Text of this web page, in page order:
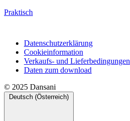
Praktisch
Datenschutzerklärung
Cookieinformation
Verkaufs- und Lieferbedingungen
Daten zum download
© 2025 Dansani
Deutsch (Österreich)